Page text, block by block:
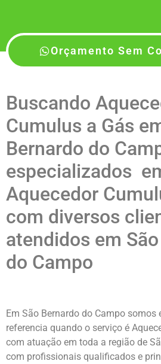
Orçamento Sem
Buscando
Cumulus a Gás
Bernardo do
especializados
Aquecedor
com diversos
atendidos em
do Campo
Em São Bernardo do Campo somos
referencia quando o serviço é
com atuação em toda a região de
com profissionais qualificados e